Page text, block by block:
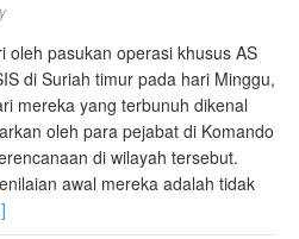
oleh pasukan operasi khusus AS
di Suriah timur pada hari Minggu,
mereka yang terbunuh dikenal
oleh para pejabat di Komando
di wilayah tersebut.
awal mereka adalah tidak